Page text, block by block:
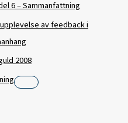
6 – Sammanfattning
av feedback i
2008